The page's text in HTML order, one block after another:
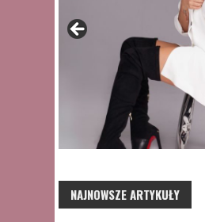
NAJNOWSZE ARTYKUŁY